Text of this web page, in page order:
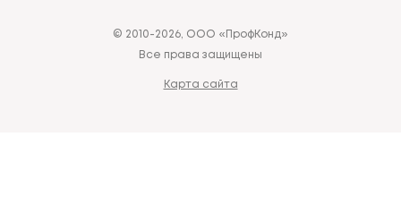
© 2010-2026, ООО «ПрофКонд»
Все права защищены
Карта сайта